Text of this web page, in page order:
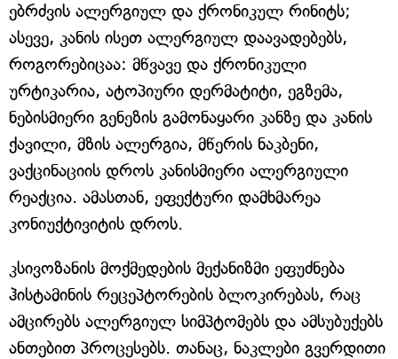
ებრძვის ალერგიულ და ქრონიკულ რინიტს;
ასევე, კანის ისეთ ალერგიულ დაავადებებს,
როგორებიცაა: მწვავე და ქრონიკული
ურტიკარია, ატოპიური დერმატიტი, ეგზემა,
ნებისმიერი გენეზის გამონაყარი კანზე და კანის
ქავილი, მზის ალერგია, მწერის ნაკბენი,
ვაქცინაციის დროს კანისმიერი ალერგიული
რეაქცია. ამასთან, ეფექტური დამხმარეა
კონიუქტივიტის დროს.
კსივოზანის მოქმედების მექანიზმი ეფუძნება
ჰისტამინის რეცეპტორების ბლოკირებას, რაც
ამცირებს ალერგიულ სიმპტომებს და ამსუბუქებს
ანთებით პროცესებს. თანაც, ნაკლები გვერდითი